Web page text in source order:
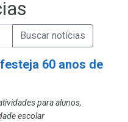
de Notícias
Enviar a Busca de Notícias
60 anos de
para alunos,
escolar